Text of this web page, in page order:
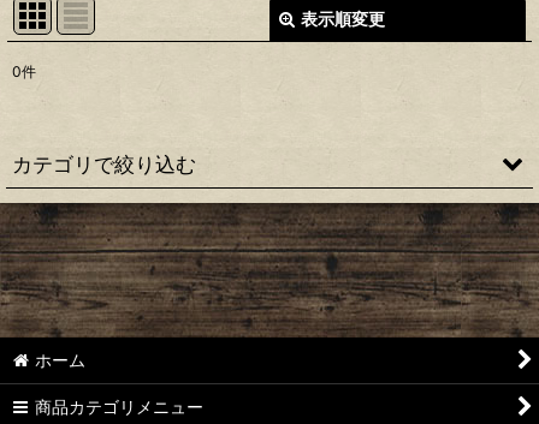
表示順変更
並び順
絞り込む
0件
カテゴリで絞り込む
【シマノ】22ステラ［STELLA］対応 カスタムパーツ
【シマノ】18-19ステラ［STELLA］対応 カスタムパーツ
【シマノ】14ステラ［STELLA］対応 カスタムパーツ
【シマノ】10ステラ［STELLA］対応 カスタムパーツ
ホーム
商品カテゴリメニュー